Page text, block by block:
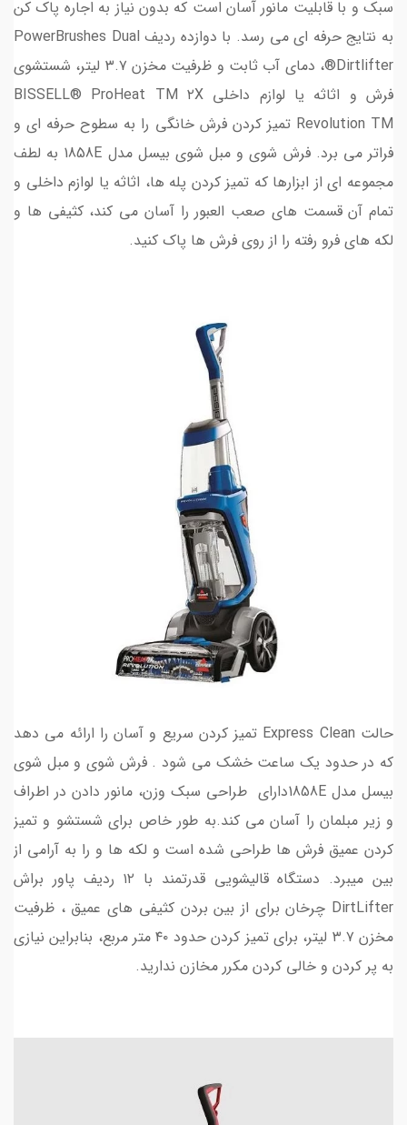
سبک و با قابلیت مانور آسان است که بدون نیاز به اجاره پاک کن
به نتایج حرفه ای می رسد. با دوازده ردیف PowerBrushes Dual
Dirtlifter®، دمای آب ثابت و ظرفیت مخزن ۳.۷ لیتر، شستشوی
فرش و اثاثه یا لوازم داخلی BISSELL® ProHeat TM ۲X
Revolution TM تمیز کردن فرش خانگی را به سطوح حرفه ای و
فراتر می برد. فرش شوی و مبل شوی بیسل مدل 1858E به لطف
مجموعه ای از ابزارها که تمیز کردن پله ها، اثاثه یا لوازم داخلی و
تمام آن قسمت های صعب العبور را آسان می کند، کثیفی ها و
لکه های فرو رفته را از روی فرش ها پاک کنید.
حالت Express Clean تمیز کردن سریع و آسان را ارائه می دهد
که در حدود یک ساعت خشک می شود . فرش شوی و مبل شوی
بیسل مدل 1858Eدارای طراحی سبک وزن، مانور دادن در اطراف
و زیر مبلمان را آسان می کند.به طور خاص برای شستشو و تمیز
کردن عمیق فرش ها طراحی شده است و لکه ها و را به آرامی از
بین میبرد. دستگاه قالیشویی قدرتمند با ۱۲ ردیف پاور براش
DirtLifter چرخان برای از بین بردن کثیفی های عمیق ، ظرفیت
مخزن ۳.۷ لیتر، برای تمیز کردن حدود ۴۰ متر مربع، بنابراین نیازی
به پر کردن و خالی کردن مکرر مخازن ندارید.